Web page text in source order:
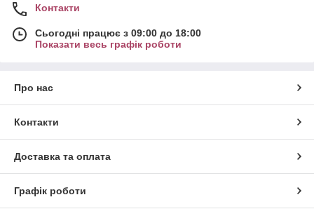
Контакти
Сьогодні працює з 09:00 до 18:00
Показати весь графік роботи
Про нас
Контакти
Доставка та оплата
Графік роботи